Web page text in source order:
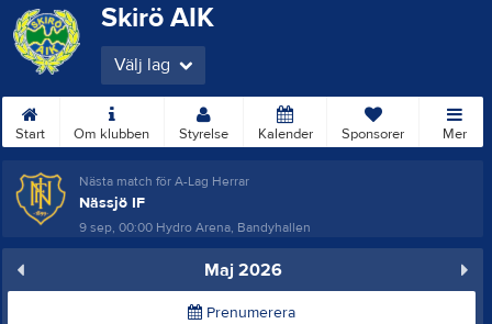
Skirö AIK
Välj lag
Start Om klubben Styrelse Kalender Sponsorer Mer
Nästa match för A-Lag Herrar
Nässjö IF
9 sep, 00:00 Hydro Arena, Bandyhallen
Maj 2026
Prenumerera